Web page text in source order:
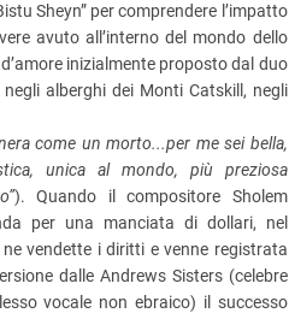
Sheyn” per comprendere l’impatto
avuto all’interno del mondo dello
inizialmente proposto dal duo
alberghi dei Monti Catskill, negli
come un morto...per me sei bella,
unica al mondo, più preziosa
). Quando il compositore Sholem
per una manciata di dollari, nel
ne vendette i diritti e venne registrata
dalle Andrews Sisters (celebre
vocale non ebraico) il successo